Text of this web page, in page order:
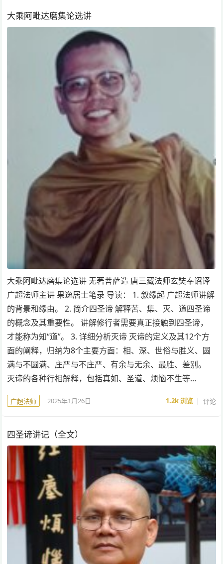
大乘阿毗达磨集论选讲
大乘阿毗达磨集论选讲 无著菩萨造 唐三藏法师玄奘奉诏译
广超法师主讲 果逸居士笔录 导读： 1. 叙缘起 广超法师讲解
的背景和缘由。 2. 简介四圣谛 解释苦、集、灭、道四圣谛
的概念及其重要性。 讲解修行者需要真正接触到四圣谛，
才能称为知“道”。 3. 详细分析灭谛 灭谛的定义及其12个方
面的阐释，归纳为8个主要方面：相、深、世俗与胜义、圆
满与不圆满、庄严与不庄严、有余与无余、最胜、差别。
灭谛的各种行相解释，包括真如、圣道、烦恼不生等…
广超法师 2025年1月26日 1.2k浏览 评论
四圣谛讲记（全文）